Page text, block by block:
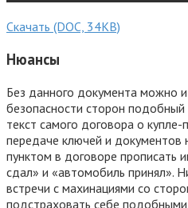
Скачать (DOC, 34KB)
Нюансы
Без данного документа можно
безопасности сторон подобный
текст самого договора о
передаче ключей и
пунктом в договоре прописать
сдал» и «автомобиль принял».
встречи с махинациями со
подстраховать себе